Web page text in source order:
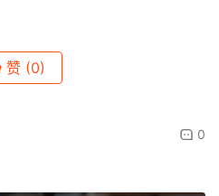
赞 (0)
0